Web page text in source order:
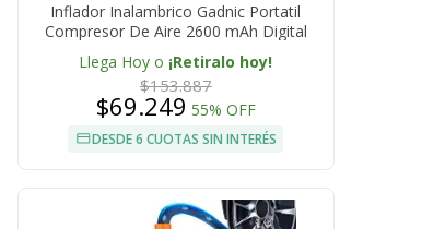
Inflador Inalambrico Gadnic Portatil
Compresor De Aire 2600 mAh Digital
Recargable Con Auto Stop Luz Led Para
Neumaticos
Llega Hoy o ¡Retiralo hoy!
$153.887
$69.249 55% OFF
DESDE 6 CUOTAS SIN INTERÉS